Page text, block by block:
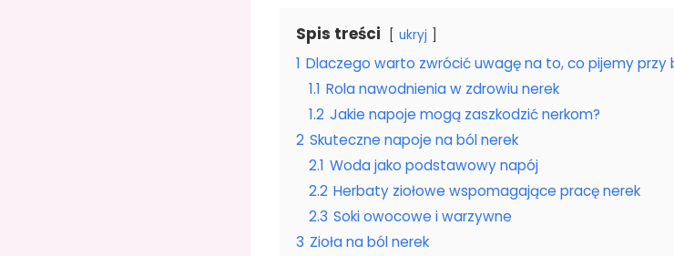
Spis treści ukryj
1 Dlaczego warto zwrócić uwagę na to, co pijemy przy
1.1 Rola nawodnienia w zdrowiu nerek
1.2 Jakie napoje mogą zaszkodzić nerkom?
2 Skuteczne napoje na ból nerek
2.1 Woda jako podstawowy napój
2.2 Herbaty ziołowe wspomagające pracę nerek
2.3 Soki owocowe i warzywne
3 Zioła na ból nerek